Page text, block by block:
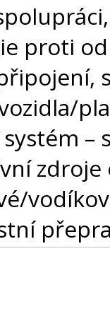
proti
–
zdroje